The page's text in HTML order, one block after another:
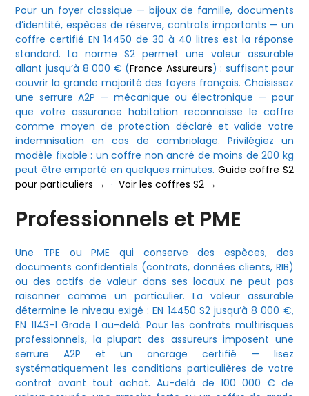
Pour un foyer classique — bijoux de famille, documents
d’identité, espèces de réserve, contrats importants — un
coffre certifié EN 14450 de 30 à 40 litres est la réponse
standard. La norme S2 permet une valeur assurable
allant jusqu’à 8 000 € (France Assureurs) : suffisant pour
couvrir la grande majorité des foyers français. Choisissez
une serrure A2P — mécanique ou électronique — pour
que votre assurance habitation reconnaisse le coffre
comme moyen de protection déclaré et valide votre
indemnisation en cas de cambriolage. Privilégiez un
modèle fixable : un coffre non ancré de moins de 200 kg
peut être emporté en quelques minutes. Guide coffre S2
pour particuliers → ·Voir les coffres S2 →
Professionnels et PME
Une TPE ou PME qui conserve des espèces, des
documents confidentiels (contrats, données clients, RIB)
ou des actifs de valeur dans ses locaux ne peut pas
raisonner comme un particulier. La valeur assurable
détermine le niveau exigé : EN 14450 S2 jusqu’à 8 000 €,
EN 1143-1 Grade I au-delà. Pour les contrats multirisques
professionnels, la plupart des assureurs imposent une
serrure A2P et un ancrage certifié — lisez
systématiquement les conditions particulières de votre
contrat avant tout achat. Au-delà de 100 000 € de